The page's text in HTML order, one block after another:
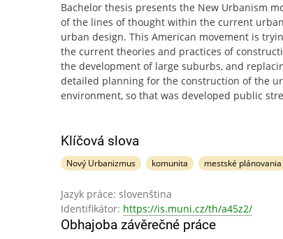
Bachelor thesis presents the New Urbanism
of the lines of thought within the current
urban design. This American movement is
the current theories and practices of
the development of large suburbs, and
detailed planning for the construction of the
environment, so that was developed public
Klíčová slova
Nový Urbanizmus komunita mestské plánovania
Jazyk práce: slovenština
Identifikátor: https://is.muni.cz/th/a45z2/
Obhajoba závěrečné práce